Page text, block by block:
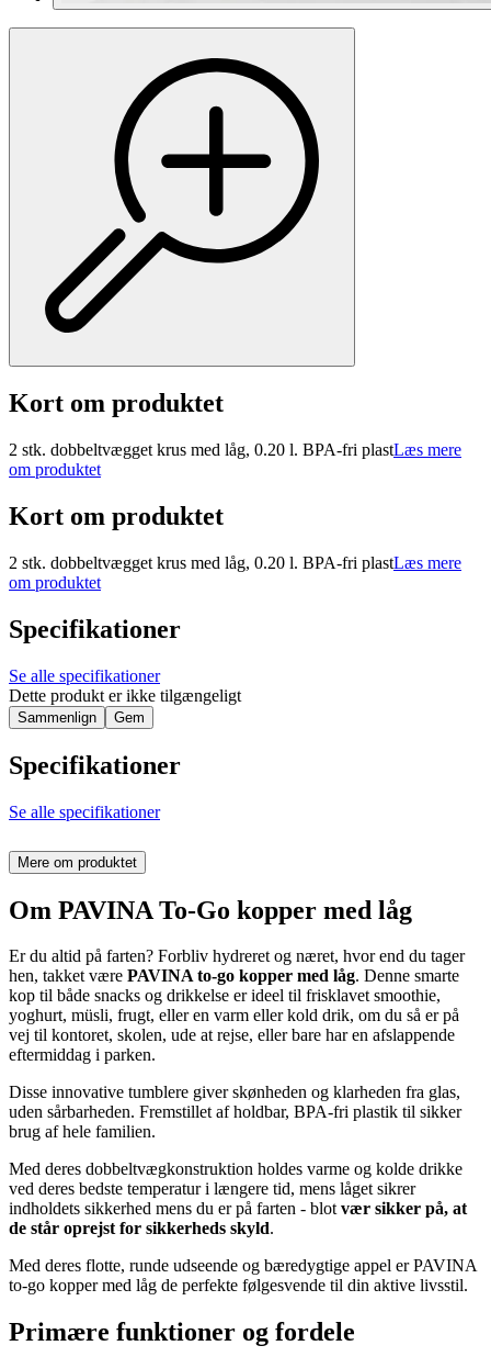
Kort om produktet
2 stk. dobbeltvægget krus med låg, 0.20 l. BPA-fri plastLæs mere
om produktet
Kort om produktet
2 stk. dobbeltvægget krus med låg, 0.20 l. BPA-fri plastLæs mere
om produktet
Specifikationer
Se alle specifikationer
Dette produkt er ikke tilgængeligt
Sammenlign Gem
Specifikationer
Se alle specifikationer
Mere om produktet
Om PAVINA To-Go kopper med låg
Er du altid på farten? Forbliv hydreret og næret, hvor end du tager
hen, takket være PAVINA to-go kopper med låg. Denne smarte
kop til både snacks og drikkelse er ideel til frisklavet smoothie,
yoghurt, müsli, frugt, eller en varm eller kold drik, om du så er på
vej til kontoret, skolen, ude at rejse, eller bare har en afslappende
eftermiddag i parken.
Disse innovative tumblere giver skønheden og klarheden fra glas,
uden sårbarheden. Fremstillet af holdbar, BPA-fri plastik til sikker
brug af hele familien.
Med deres dobbeltvægkonstruktion holdes varme og kolde drikke
ved deres bedste temperatur i længere tid, mens låget sikrer
indholdets sikkerhed mens du er på farten - blotvær sikker på, at
de står oprejst for sikkerheds skyld.
Med deres flotte, runde udseende og bæredygtige appel er PAVINA
to-go kopper med låg de perfekte følgesvende til din aktive livsstil.
Primære funktioner og fordele